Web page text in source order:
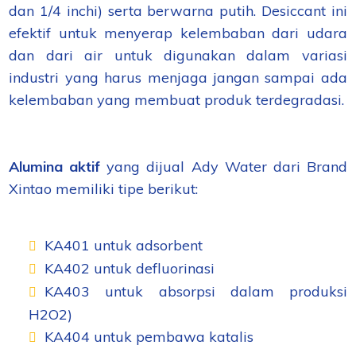
dan 1/4 inchi) serta berwarna putih. Desiccant ini
efektif untuk menyerap kelembaban dari udara
dan dari air untuk digunakan dalam variasi
industri yang harus menjaga jangan sampai ada
kelembaban yang membuat produk terdegradasi.
Alumina aktif yang dijual Ady Water dari Brand
Xintao memiliki tipe berikut:
KA401 untuk adsorbent
KA402 untuk defluorinasi
KA403 untuk absorpsi dalam produksi
H2O2)
KA404 untuk pembawa katalis